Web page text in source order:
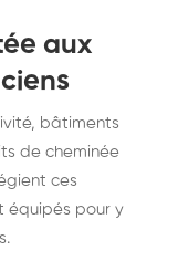
aux
bâtiments
de cheminée
ces
équipés pour y